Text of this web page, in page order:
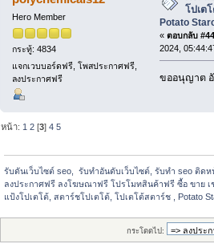
Hero Member
กระทู้: 4834
แจกเวบบอร์ดฟรี, โพสประกาศฟรี,
ลงประกาศฟรี
โปเต
Potato
« ตอบกลับ
2024,
ขออนุญาต
หน้า: 1 2 [3]4 5
รับดันเว็บไซต์ seo,  รับทำอันดับเว็บไซต์, รับทำ seo ติดห
ลงประกาศฟรี ลงโฆษณาฟรี โปรโมทสินค้าฟรี ซื้อ ขาย เ
แป้งโปเตโต้, สตาร์ชโปเตโต้, โปเตโต้สตาร์ช , Potato
กระโดดไป: